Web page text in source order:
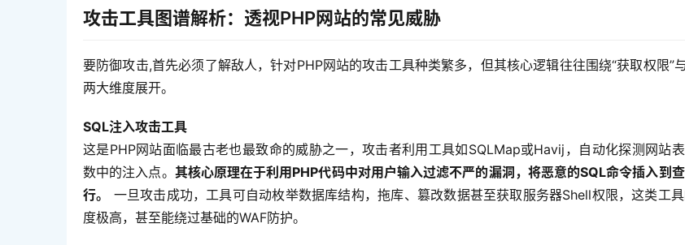
攻击工具图谱解析：透视PHP网站的常见威胁
要防御攻击,首先必须了解敌人，针对PHP网站的攻击工具种类繁多，但其核心逻辑往往围绕“获取权限”
两大维度展开。
SQL注入攻击工具
这是PHP网站面临最古老也最致命的威胁之一，攻击者利用工具如SQLMap或Havij，自动化探测网站
数中的注入点。 其核心原理在于利用PHP代码中对用户输入过滤不严的漏洞，将恶意的SQL命令插入到
行。
一旦攻击成功，工具可自动枚举数据库结构，拖库、篡改数据甚至获取服务器Shell权限，这类工
度极高，甚至能绕过基础的WAF防护。